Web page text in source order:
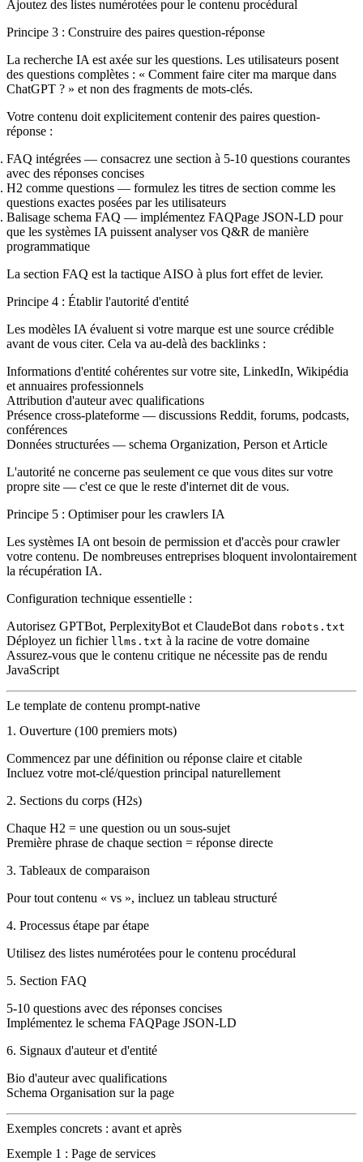
Ajoutez des listes numérotées pour le contenu procédural
Principe 3 : Construire des paires question-réponse
La recherche IA est axée sur les questions. Les utilisateurs posent
des questions complètes : « Comment faire citer ma marque dans
ChatGPT ? » et non des fragments de mots-clés.
Votre contenu doit explicitement contenir des paires question-
réponse :
FAQ intégrées — consacrez une section à 5-10 questions courantes
avec des réponses concises
H2 comme questions — formulez les titres de section comme les
questions exactes posées par les utilisateurs
Balisage schema FAQ — implémentez FAQPage JSON-LD pour
que les systèmes IA puissent analyser vos Q&R de manière
programmatique
La section FAQ est la tactique AISO à plus fort effet de levier.
Principe 4 : Établir l'autorité d'entité
Les modèles IA évaluent si votre marque est une source crédible
avant de vous citer. Cela va au-delà des backlinks :
Informations d'entité cohérentes sur votre site, LinkedIn, Wikipédia
et annuaires professionnels
Attribution d'auteuravec qualifications
Présence cross-plateforme — discussions Reddit, forums, podcasts,
conférences
Données structurées — schema Organization, Person et Article
L'autorité ne concerne pas seulement ce que vous dites sur votre
propre site — c'est ce que le reste d'internet dit de vous.
Principe 5 : Optimiser pour les crawlers IA
Les systèmes IA ont besoin de permission et d'accès pour crawler
votre contenu. De nombreuses entreprises bloquent involontairement
la récupération IA.
Configuration technique essentielle :
Autorisez GPTBot, PerplexityBot et ClaudeBot dans robots.txt
Déployez un fichier llms.txt à la racine de votre domaine
Assurez-vous que le contenu critique ne nécessite pas de rendu
JavaScript
Le template de contenu prompt-native
1. Ouverture (100 premiers mots)
Commencez par une définition ou réponse claire et citable
Incluez votre mot-clé/question principal naturellement
2. Sections du corps (H2s)
Chaque H2 = une question ou un sous-sujet
Première phrase de chaque section = réponse directe
3. Tableaux de comparaison
Pour tout contenu « vs », incluez un tableau structuré
4. Processus étape par étape
Utilisez des listes numérotées pour le contenu procédural
5. Section FAQ
5-10 questions avec des réponses concises
Implémentez le schema FAQPage JSON-LD
6. Signaux d'auteur et d'entité
Bio d'auteur avec qualifications
Schema Organisation sur la page
Exemples concrets : avant et après
Exemple 1 : Page de services